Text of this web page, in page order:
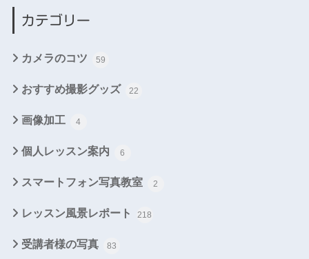
カテゴリー
カメラのコツ 59
おすすめ撮影グッズ 22
画像加工 4
個人レッスン案内 6
スマートフォン写真教室 2
レッスン風景レポート 218
受講者様の写真 83